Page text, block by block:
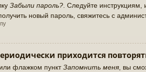
Забыли пароль?. Следуйте
новый пароль, свяжитесь с
приходится
флажком пунктЗапомнить меня, вы